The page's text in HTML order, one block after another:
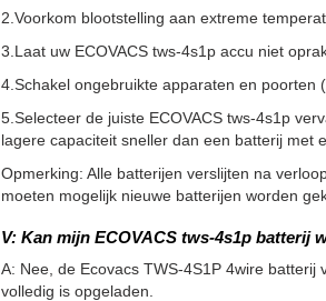
2.Voorkom blootstelling aan extreme
3.Laat uw ECOVACS tws-4s1p accu niet
4.Schakel ongebruikte apparaten en poorten
5.Selecteer de juiste ECOVACS tws-4s1p
lagere capaciteit sneller dan een batterij met
Opmerking: Alle batterijen verslijten na
moeten mogelijk nieuwe batterijen worden
V: Kan mijn ECOVACS tws-4s1p batterij
A: Nee, de Ecovacs TWS-4S1P 4wire
volledig is opgeladen.